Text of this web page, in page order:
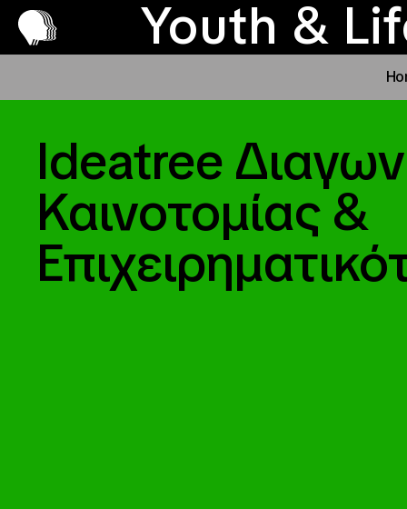
Youth &
Ideatree
Καινοτομίας &